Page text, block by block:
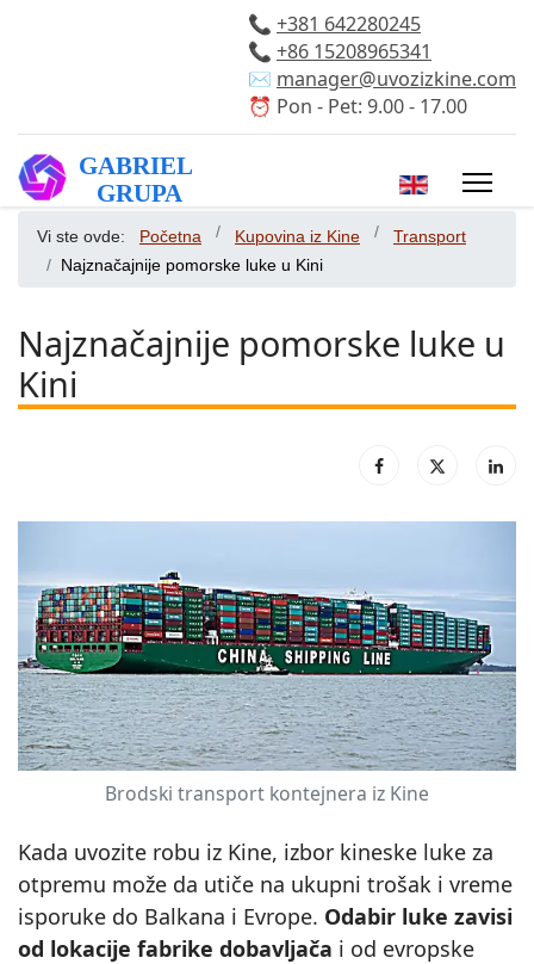
📞 +381 642280245
📞 +86 15208965341
✉️ manager@uvozizkine.com
⏰ Pon - Pet: 9.00 - 17.00
Izaberite vaš
Vi ste ovde: Početna Kupovina iz Kine
Transport
Najznačajnije pomorske luke u Kini
Najznačajnije pomorske luke u
Kini
Brodski transport kontejnera iz Kine
Kada uvozite robu iz Kine, izbor kineske luke za
otpremu može da utiče na ukupni trošak i vreme
isporuke do Balkana i Evrope. Odabir luke zavisi
od lokacije fabrike dobavljača i od evropske